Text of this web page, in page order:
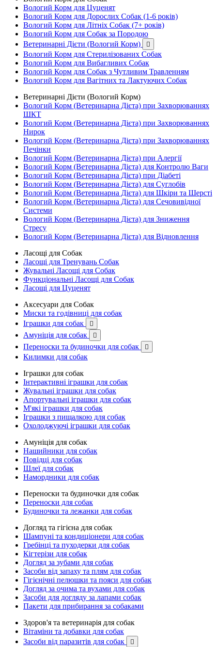
Вологий Корм для Цуценят
Вологий Корм для Дорослих Собак (1-6 років)
Вологий Корм для Літніх Собак (7+ років)
Вологий Корм для Собак за Породою
Ветеринарні Дієти (Вологий Корм)

Вологий Корм для Стерилізованих Собак
Вологий Корм для Вибагливих Собак
Вологий Корм для Собак з Чутливим Травленням
Вологий Корм для Вагітних та Лактуючих Собак
Ветеринарні Дієти (Вологий Корм)
Вологий Корм (Ветеринарна Дієта) при Захворюваннях
ШКТ
Вологий Корм (Ветеринарна Дієта) при Захворюваннях
Нирок
Вологий Корм (Ветеринарна Дієта) при Захворюваннях
Печінки
Вологий Корм (Ветеринарна Дієта) при Алергії
Вологий Корм (Ветеринарна Дієта) для Контролю Ваги
Вологий Корм (Ветеринарна Дієта) при Діабеті
Вологий Корм (Ветеринарна Дієта) для Суглобів
Вологий Корм (Ветеринарна Дієта) для Шкіри та Шерсті
Вологий Корм (Ветеринарна Дієта) для Сечовивідної
Системи
Вологий Корм (Ветеринарна Дієта) для Зниження
Стресу
Вологий Корм (Ветеринарна Дієта) для Відновлення
Ласощі для Собак
Ласощі для Тренувань Собак
Жувальні Ласощі для Собак
Функціональні Ласощі для Собак
Ласощі для Цуценят
Аксесуари для Собак
Миски та годівниці для собак
Іграшки для собак

Амуніція для собак 
Переноски та будиночки для собак 
Килимки для собак
Іграшки для собак
Інтерактивні іграшки для собак
Жувальні іграшки для собак
Апортувальні іграшки для собак
М'які іграшки для собак
Іграшки з пищалкою для собак
Охолоджуючі іграшки для собак
Амуніція для собак
Нашийники для собак
Повідці для собак
Шлеї для собак
Намордники для собак
Переноски та будиночки для собак
Переноски для собак
Будиночки та лежанки для собак
Догляд та гігієна для собак
Шампуні та кондиціонери для собак
Гребінці та пуходерки для собак
Кігтерізи для собак
Догляд за зубами для собак
Засоби від запаху та плям для собак
Гігієнічні пелюшки та пояси для собак
Догляд за очима та вухами для собак
Засоби для догляду за лапами собак
Пакети для прибирання за собаками
Здоров'я та ветеринарія для собак
Вітаміни та добавки для собак
Засоби від паразитів для собак
